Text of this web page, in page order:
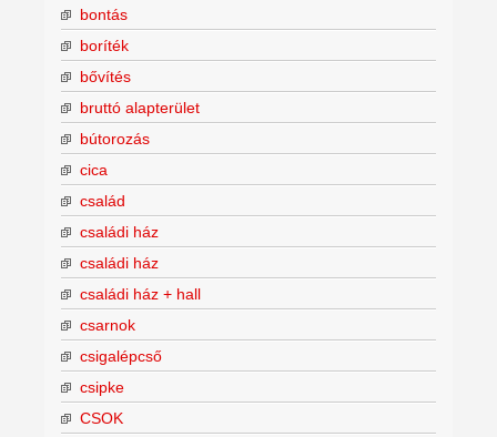
bontás
boríték
bővítés
bruttó alapterület
bútorozás
cica
család
családi ház
családi ház
családi ház + hall
csarnok
csigalépcső
csipke
CSOK